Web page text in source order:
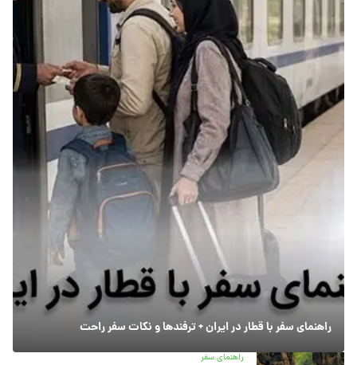
راهنمای سفر با قطار در ایران + ترفندها و نکات سفر راحت
راهنمای سفر